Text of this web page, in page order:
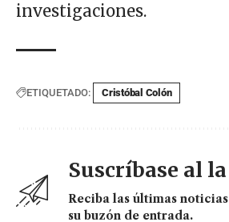
investigaciones.
ETIQUETADO: Cristóbal Colón
Suscríbase al
Reciba las últimas
su buzón de entrada.